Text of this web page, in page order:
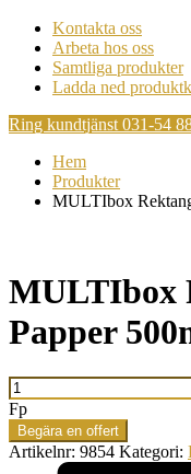
Kontakta oss
Arbeta hos oss
Samtliga produkter
Ladda ned
Ring kundtjänst 031-54
Hem
Produkter
MULTIbox
MULTIbox
Papper
MULTIbox
Rektangulär
Papper
500ml
300st.
Fp
Begära en offert
Artikelnr: 9854 Kategori: